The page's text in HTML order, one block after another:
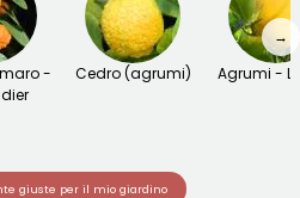
-
Cedro (agrumi) Agrumi -
→
giuste per il mio giardino